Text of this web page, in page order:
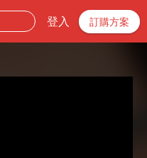
登入 訂購方案